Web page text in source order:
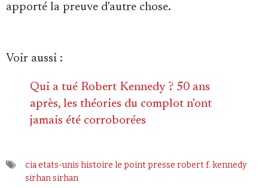
apporté la preuve d'autre chose.
Voir aussi :
Qui a tué Robert Kennedy ? 50 ans
après, les théories du complot n'ont
jamais été corroborées
ciaetats-unis histoire le pointpresse robert f. kennedy
sirhan sirhan